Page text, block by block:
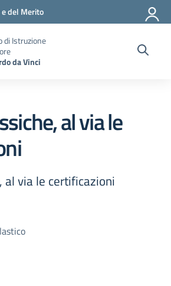
del Merito
di Istruzione
da Vinci
al via le
al via le certificazioni